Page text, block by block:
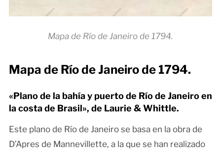
Mapa de Río de Janeiro de 1794.
Mapa de Río de Janeiro de 1794.
«Plano de la bahía y puerto de Río de Janeiro en
la costa de Brasil», de Laurie & Whittle.
Este plano de Río de Janeiro se basa en la obra de
D’Apres de Mannevillette, a la que se han realizado